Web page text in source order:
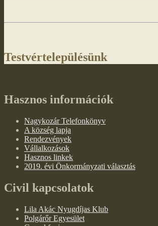
Testvértelepülésünk
Hasznos információk
Nagykozár Telefonkönyv
A község lapja
Rendezvények
Vállalkozások
Hasznos linkek
2019. évi Önkormányzati választás
Civil kapcsolatok
Lila Akác Nyugdíjas Klub
Polgárőr Egyesület